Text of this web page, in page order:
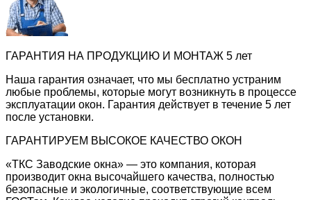
ГАРАНТИЯ НА ПРОДУКЦИЮ И МОНТАЖ 5 лет
Наша гарантия означает, что мы бесплатно устраним
любые проблемы, которые могут возникнуть в процессе
эксплуатации окон. Гарантия действует в течение 5 лет
после установки.
ГАРАНТИРУЕМ ВЫСОКОЕ КАЧЕСТВО ОКОН
«ТКС Заводские окна» — это компания, которая
производит окна высочайшего качества, полностью
безопасные и экологичные, соответствующие всем